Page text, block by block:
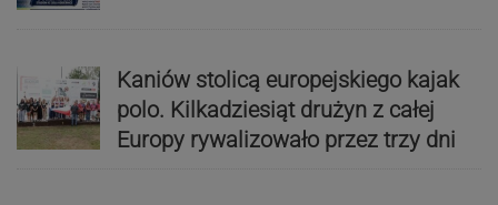
Kaniów stolicą europejskiego kajak
polo. Kilkadziesiąt drużyn z całej
Europy rywalizowało przez trzy dni